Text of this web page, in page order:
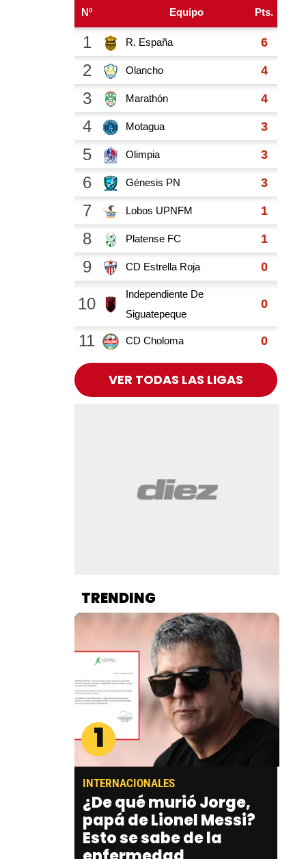
VER TODAS LAS LIGAS
TRENDING
1
INTERNACIONALES
¿De qué murió Jorge,
papá de Lionel Messi?
Esto se sabe de la